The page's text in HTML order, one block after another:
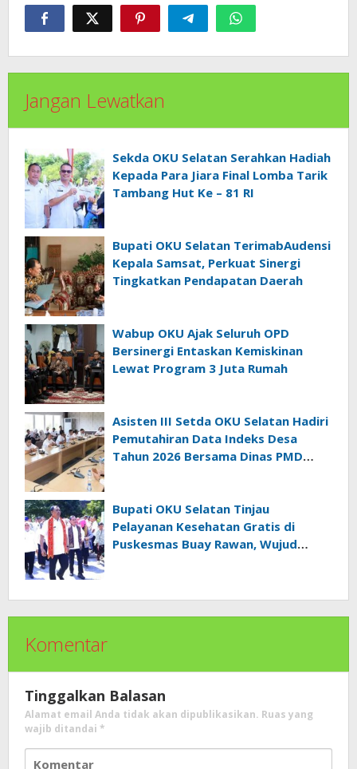
Jangan Lewatkan
Sekda OKU Selatan Serahkan Hadiah
Kepada Para Jiara Final Lomba Tarik
Tambang Hut Ke – 81 RI
Bupati OKU Selatan TerimabAudensi
Kepala Samsat, Perkuat Sinergi
Tingkatkan Pendapatan Daerah
Wabup OKU Ajak Seluruh OPD
Bersinergi Entaskan Kemiskinan
Lewat Program 3 Juta Rumah
Asisten III Setda OKU Selatan Hadiri
Pemutahiran Data Indeks Desa
Tahun 2026 Bersama Dinas PMD
Bupati OKU Selatan Tinjau
Pelayanan Kesehatan Gratis di
Puskesmas Buay Rawan, Wujud
Komentar
Tinggalkan Balasan
Alamat email Anda tidak akan dipublikasikan. Ruas yang
wajib ditandai *